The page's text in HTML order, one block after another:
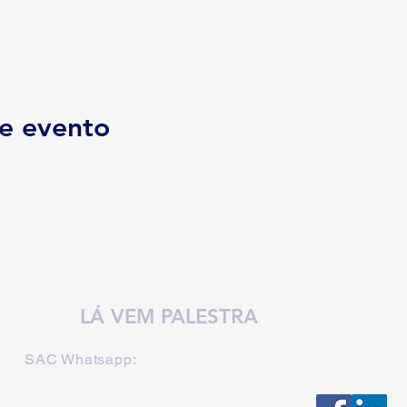
evento
LÁ VEM PALESTRA
SAC Whatsapp: